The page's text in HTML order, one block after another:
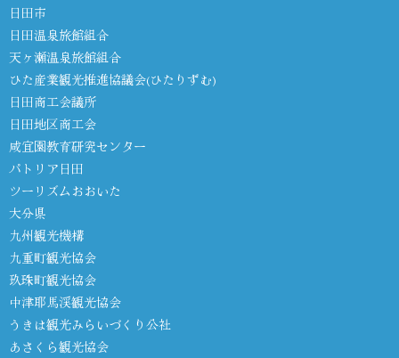
日田市
日田温泉旅館組合
天ヶ瀬温泉旅館組合
ひた産業観光推進協議会(ひたりずむ)
日田商工会議所
日田地区商工会
咸宜園教育研究センター
パトリア日田
ツーリズムおおいた
大分県
九州観光機構
九重町観光協会
玖珠町観光協会
中津耶馬渓観光協会
うきは観光みらいづくり公社
あさくら観光協会